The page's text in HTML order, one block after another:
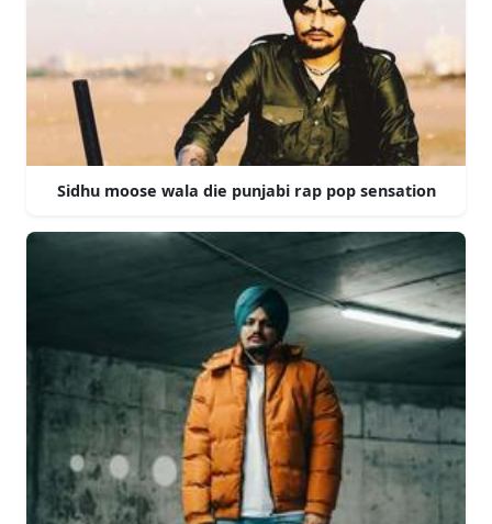
Sidhu moose wala die punjabi rap pop sensation